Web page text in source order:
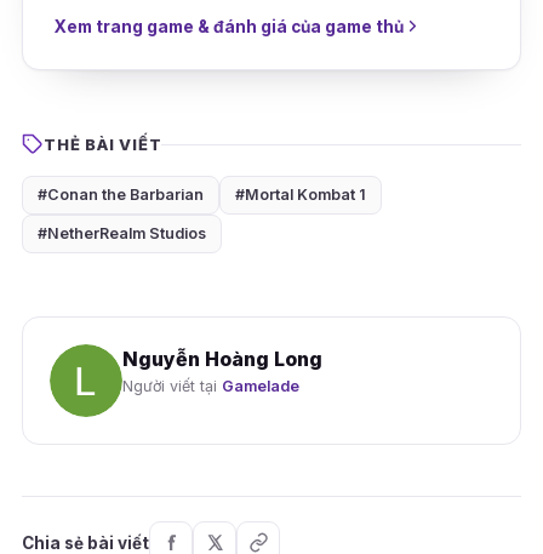
Xem trang game & đánh giá của game thủ
THẺ BÀI VIẾT
#Conan the Barbarian #Mortal Kombat 1
#NetherRealm Studios
Nguyễn Hoàng Long
Người viết tại Gamelade
Chia sẻ bài viết